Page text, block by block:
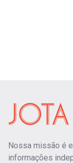
Nossa missão é
informações